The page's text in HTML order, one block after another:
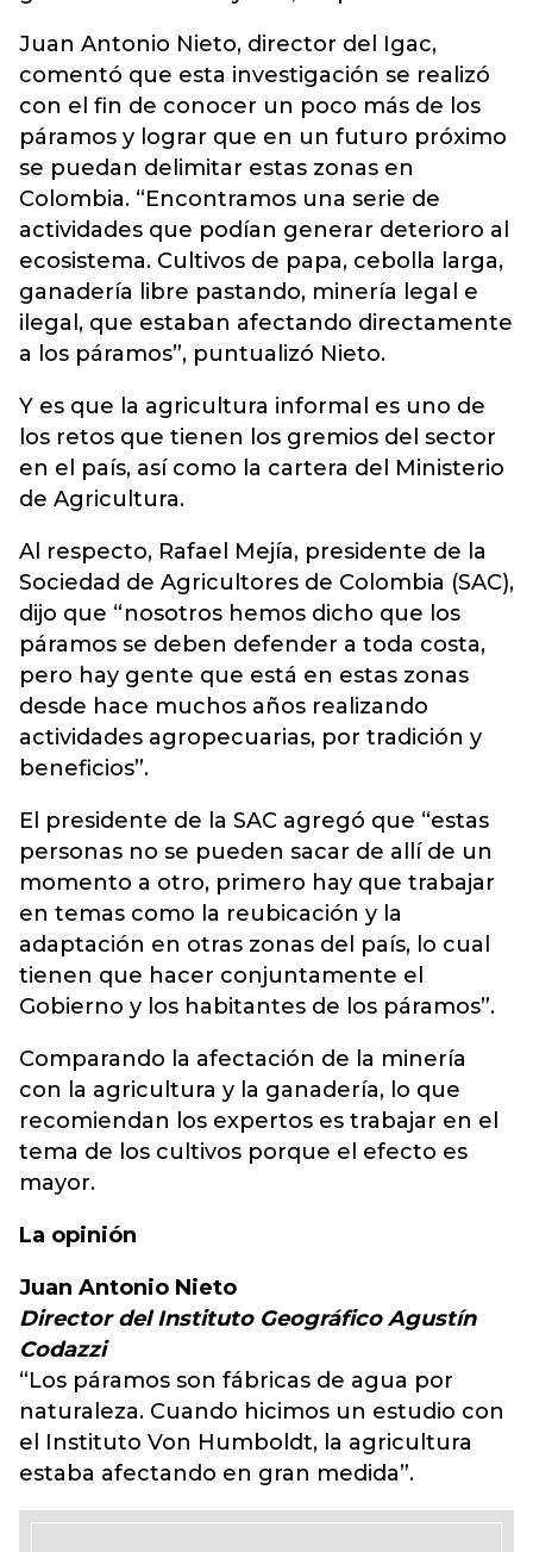
Juan Antonio Nieto, director del Igac,
comentó que esta investigación se realizó
con el fin de conocer un poco más de los
páramos y lograr que en un futuro próximo
se puedan delimitar estas zonas en
Colombia. “Encontramos una serie de
actividades que podían generar deterioro al
ecosistema. Cultivos de papa, cebolla larga,
ganadería libre pastando, minería legal e
ilegal, que estaban afectando directamente
a los páramos”, puntualizó Nieto.
Y es que la agricultura informal es uno de
los retos que tienen los gremios del sector
en el país, así como la cartera del Ministerio
de Agricultura.
Al respecto, Rafael Mejía, presidente de la
Sociedad de Agricultores de Colombia (SAC),
dijo que “nosotros hemos dicho que los
páramos se deben defender a toda costa,
pero hay gente que está en estas zonas
desde hace muchos años realizando
actividades agropecuarias, por tradición y
beneficios”.
El presidente de la SAC agregó que “estas
personas no se pueden sacar de allí de un
momento a otro, primero hay que trabajar
en temas como la reubicación y la
adaptación en otras zonas del país, lo cual
tienen que hacer conjuntamente el
Gobierno y los habitantes de los páramos”.
Comparando la afectación de la minería
con la agricultura y la ganadería, lo que
recomiendan los expertos es trabajar en el
tema de los cultivos porque el efecto es
mayor.
La opinión
Juan Antonio Nieto
Director del Instituto Geográfico Agustín
Codazzi
“Los páramos son fábricas de agua por
naturaleza. Cuando hicimos un estudio con
el Instituto Von Humboldt, la agricultura
estaba afectando en gran medida”.